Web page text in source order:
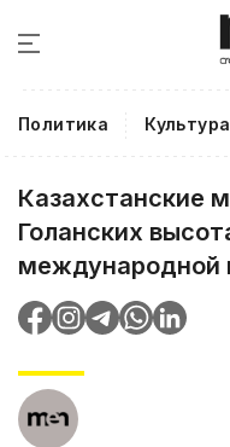
Политика Культура
Казахстанские
Голанских
международной